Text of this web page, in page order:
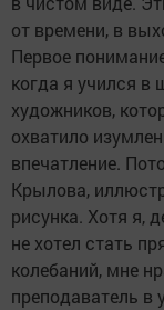
от времени, в
Первое
когда я учился в
художников,
охватило
впечатление.
Крылова,
рисунка. Хотя я,
не хотел стать
колебаний, мне
преподаватель в